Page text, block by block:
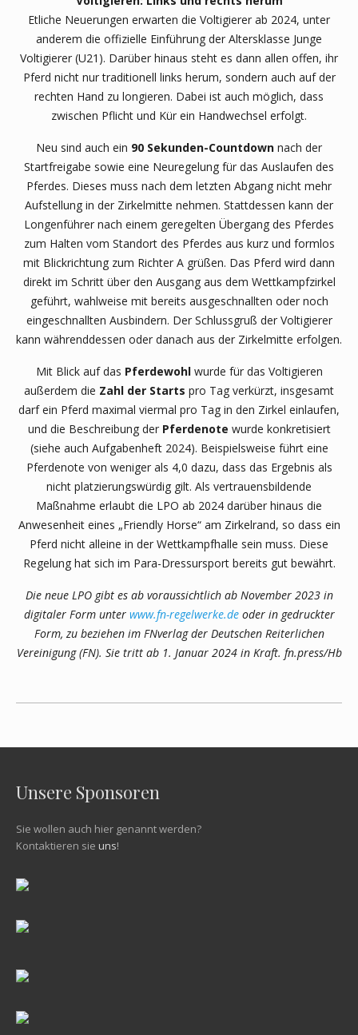
Etliche Neuerungen erwarten die Voltigierer ab 2024, unter
anderem die offizielle Einführung der Altersklasse Junge
Voltigierer (U21). Darüber hinaus steht es dann allen offen, ihr
Pferd nicht nur traditionell links herum, sondern auch auf der
rechten Hand zu longieren. Dabei ist auch möglich, dass
zwischen Pflicht und Kür ein Handwechsel erfolgt.
Neu sind auch ein 90 Sekunden-Countdown nach der
Startfreigabe sowie eine Neuregelung für das Auslaufen des
Pferdes. Dieses muss nach dem letzten Abgang nicht mehr
Aufstellung in der Zirkelmitte nehmen. Stattdessen kann der
Longenführer nach einem geregelten Übergang des Pferdes
zum Halten vom Standort des Pferdes aus kurz und formlos
mit Blickrichtung zum Richter A grüßen. Das Pferd wird dann
direkt im Schritt über den Ausgang aus dem Wettkampfzirkel
geführt, wahlweise mit bereits ausgeschnallten oder noch
eingeschnallten Ausbindern. Der Schlussgruß der Voltigierer
kann währenddessen oder danach aus der Zirkelmitte erfolgen.
Mit Blick auf das Pferdewohl wurde für das Voltigieren
außerdem die Zahl der Starts pro Tag verkürzt, insgesamt
darf ein Pferd maximal viermal pro Tag in den Zirkel einlaufen,
und die Beschreibung der Pferdenote wurde konkretisiert
(siehe auch Aufgabenheft 2024). Beispielsweise führt eine
Pferdenote von weniger als 4,0 dazu, dass das Ergebnis als
nicht platzierungswürdig gilt. Als vertrauensbildende
Maßnahme erlaubt die LPO ab 2024 darüber hinaus die
Anwesenheit eines „Friendly Horse“ am Zirkelrand, so dass ein
Pferd nicht alleine in der Wettkampfhalle sein muss. Diese
Regelung hat sich im Para-Dressursport bereits gut bewährt.
Die neue LPO gibt es ab voraussichtlich ab November 2023 in
digitaler Form unter www.fn-regelwerke.deoder in gedruckter
Form, zu beziehen im FNverlag der Deutschen Reiterlichen
Vereinigung (FN). Sie tritt ab 1. Januar 2024 in Kraft. fn.press/Hb
Unsere Sponsoren
Sie wollen auch hier genannt werden?
Kontaktieren sie uns!